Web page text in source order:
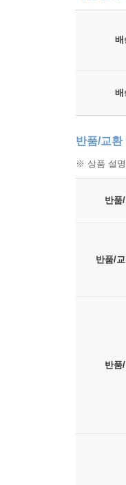
배
배
반품/교환
※ 상품 설
반품
반품/
반품